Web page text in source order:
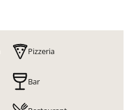
Pizzeria
Bar